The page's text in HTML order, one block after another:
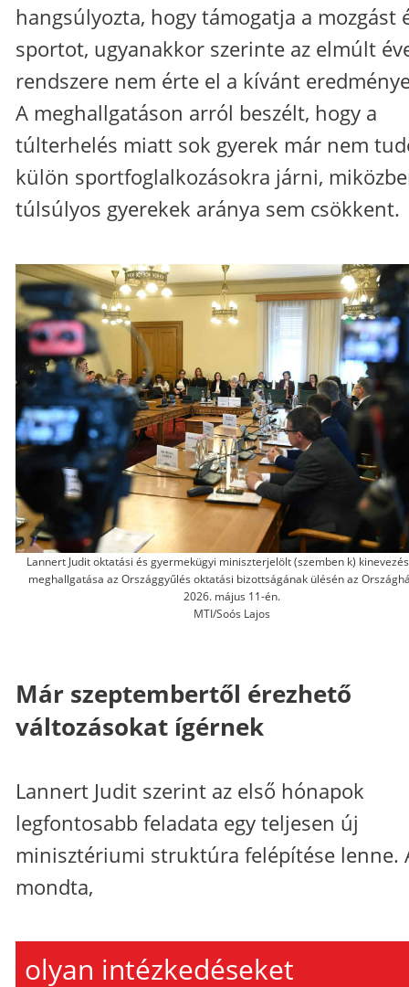
hangsúlyozta, hogy támogatja a mozgást
sportot, ugyanakkor szerinte az elmúlt
rendszere nem érte el a kívánt
A meghallgatáson arról beszélt, hogy a
túlterhelés miatt sok gyerek már nem
külön sportfoglalkozásokra járni,
túlsúlyos gyerekek aránya sem csökkent.
Lannert Judit oktatási és gyermekügyi miniszterjelölt (szemben k)
meghallgatása az Országgyűlés oktatási bizottságának ülésén az
2026. május 11-én.
MTI/Soós Lajos
Már szeptembertől érezhető
változásokat ígérnek
Lannert Judit szerint az első hónapok
legfontosabb feladata egy teljesen új
minisztériumi struktúra felépítése lenne.
mondta,
olyan intézkedéseket